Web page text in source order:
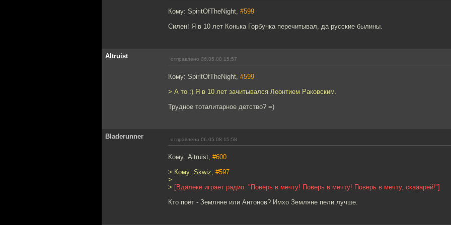
Кому: SpiritOfTheNight, #599
Силен! Я в 10 лет Конька Горбунка перечитывал, да русские былины.
Altruist отправлено 06.05.08 15:57
Кому: SpiritOfTheNight, #599
> А то :) Я в 10 лет зачитывался Леонтием Раковским.
Трудное тоталитарное детство? =)
Bladerunner отправлено 06.05.08 15:58
Кому: Altruist, #600
> Кому: Skwiz, #597
>
> [Вдалеке играет радио: "Поверь в мечту! Поверь в мечту! Поверь в мечту, скааарей!"]
Кто поёт - Земляне или Антонов? Имхо Земляне пели лучше.